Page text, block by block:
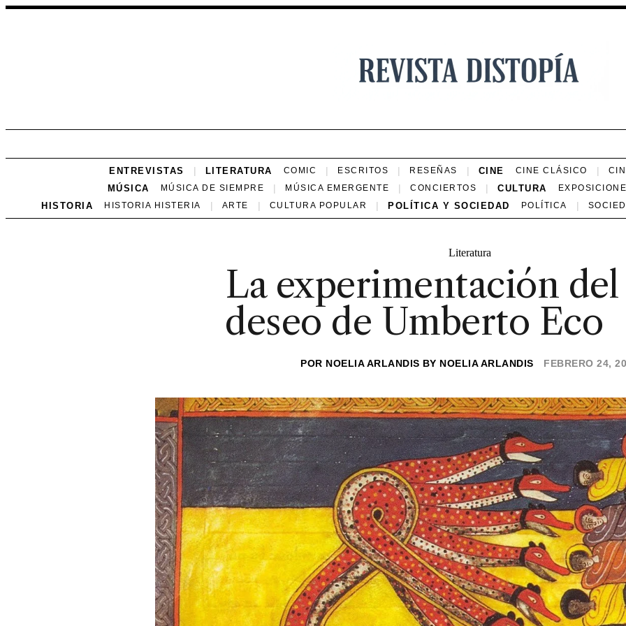
ENTREVISTAS LITERATURA COMIC ESCRITOS RESEÑAS CINE CINE CLÁSICO
MÚSICA MÚSICA DE SIEMPRE MÚSICA EMERGENTE CONCIERTOS CULTURA
HISTORIA HISTORIA HISTERIA ARTE CULTURA POPULAR POLÍTICA Y SOCIEDAD POLÍTICA
Literatura
La experimentación del
deseo de Umberto Eco
POR NOELIA ARLANDIS BY NOELIA ARLANDIS FEBRERO 24,